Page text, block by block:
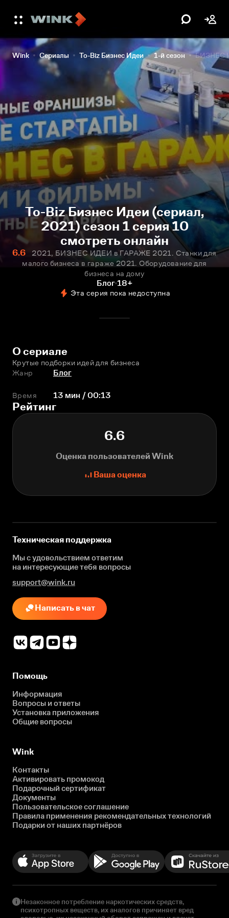
Wink Сериалы To-Biz Бизнес Идеи 1-й сезон БИЗНЕС
To-Biz Бизнес Идеи (сериал,
2021) сезон 1 серия 10
смотреть онлайн
6.6
2021, БИЗНЕС ИДЕИ в ГАРАЖЕ 2021. Станки для
малого бизнеса в гараже 2021. Оборудование для
бизнеса на дому
Блог 18+
Эта серия пока недоступна
О сериале
Крутые подборки идей для бизнеса
Жанр
Блог
Время 13 мин / 00:13
Рейтинг
6.6
Оценка пользователей Wink
Ваша оценка
Техническая поддержка
Мы с удовольствием ответим
на интересующиетебя вопросы
support@wink.ru
Написать в чат
Помощь
Информация
Вопросы и ответы
Установка приложения
Общие вопросы
Wink
Контакты
Активировать промокод
Подарочный сертификат
Документы
Пользовательское соглашение
Правила применения рекомендательных технологий
Подарки от наших партнёров
Незаконное потребление наркотических средств,
психотропных веществ, их аналогов причиняет вред